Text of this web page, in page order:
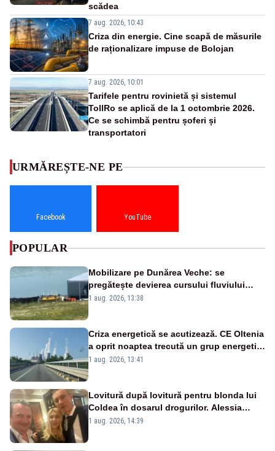
scădea
7 aug. 2026, 10:43
Criza din energie. Cine scapă de măsurile
de raționalizare impuse de Bolojan
7 aug. 2026, 10:01
Tarifele pentru rovinietă și sistemul
TollRo se aplică de la 1 octombrie 2026.
Ce se schimbă pentru șoferi și
transportatori
URMĂREȘTE-NE PE
Facebook YouTube
POPULAR
Mobilizare pe Dunărea Veche: se
pregătește devierea cursului fluviului
către Cernavodă – VIDEO
1 aug. 2026, 13:38
Criza energetică se acutizează. CE Oltenia
a oprit noaptea trecută un grup energetic
de la Rovinari
1 aug. 2026, 13:41
Lovitură după lovitură pentru blonda lui
Coldea în dosarul drogurilor. Alessia
Păcuraru explică decizia magistraților
1 aug. 2026, 14:39